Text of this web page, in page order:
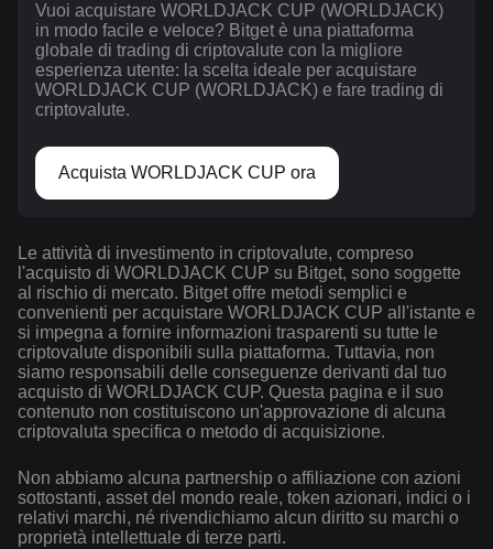
Vuoi acquistare WORLDJACK CUP (WORLDJACK)
in modo facile e veloce? Bitget è una piattaforma
globale di trading di criptovalute con la migliore
esperienza utente: la scelta ideale per acquistare
WORLDJACK CUP (WORLDJACK) e fare trading di
criptovalute.
Acquista WORLDJACK CUP ora
Le attività di investimento in criptovalute, compreso
l'acquisto di WORLDJACK CUP su Bitget, sono soggette
al rischio di mercato. Bitget offre metodi semplici e
convenienti per acquistare WORLDJACK CUP all'istante e
si impegna a fornire informazioni trasparenti su tutte le
criptovalute disponibili sulla piattaforma. Tuttavia, non
siamo responsabili delle conseguenze derivanti dal tuo
acquisto di WORLDJACK CUP. Questa pagina e il suo
contenuto non costituiscono un'approvazione di alcuna
criptovaluta specifica o metodo di acquisizione.
Non abbiamo alcuna partnership o affiliazione con azioni
sottostanti, asset del mondo reale, token azionari, indici o i
relativi marchi, né rivendichiamo alcun diritto su marchi o
proprietà intellettuale di terze parti.